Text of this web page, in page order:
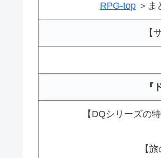
RPG-top ＞ま
【
『
【DQシリーズの
【